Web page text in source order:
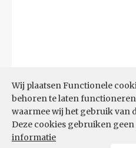
Wij plaatsen Functionele
behoren te laten
waarmee wij het gebruik van
Deze cookies gebruiken
informatie